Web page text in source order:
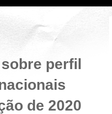
perfil
de 2020